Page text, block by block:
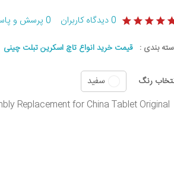
0دیدگاه کاربران 0 پرسش و
بندی : قیمت خرید انواع تاچ اسکرین تبلت چینی
رنگ
سفید
Replacement for China Tablet Original